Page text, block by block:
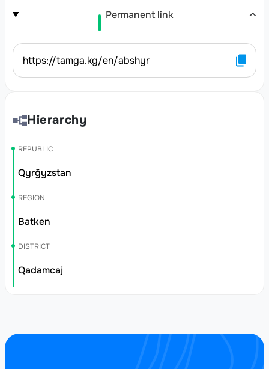
Permanent link
https://tamga.kg/en/abshyr
Hierarchy
REPUBLIC
Qyrğyzstan
REGION
Batken
DISTRICT
Qadamcaj